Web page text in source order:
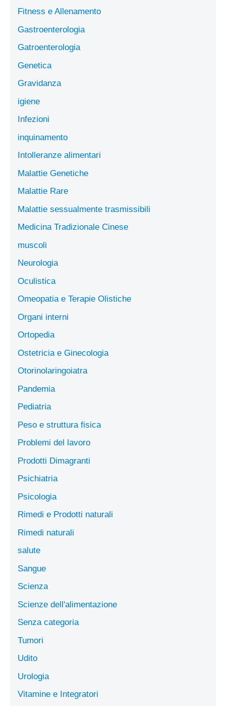
Fitness e Allenamento
Gastroenterologia
Gatroenterologia
Genetica
Gravidanza
igiene
Infezioni
inquinamento
Intolleranze alimentari
Malattie Genetiche
Malattie Rare
Malattie sessualmente trasmissibili
Medicina Tradizionale Cinese
muscoli
Neurologia
Oculistica
Omeopatia e Terapie Olistiche
Organi interni
Ortopedia
Ostetricia e Ginecologia
Otorinolaringoiatra
Pandemia
Pediatria
Peso e struttura fisica
Problemi del lavoro
Prodotti Dimagranti
Psichiatria
Psicologia
Rimedi e Prodotti naturali
Rimedi naturali
salute
Sangue
Scienza
Scienze dell'alimentazione
Senza categoria
Tumori
Udito
Urologia
Vitamine e Integratori